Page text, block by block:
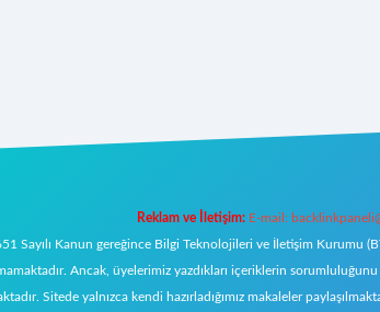
Reklam ve İletişim: E-mail:
Sayılı Kanun gereğince Bilgi Teknolojileri ve İletişim Kurumu
Ancak, üyelerimiz yazdıkları içeriklerin
Sitede yalnızca kendi hazırladığımız makaleler